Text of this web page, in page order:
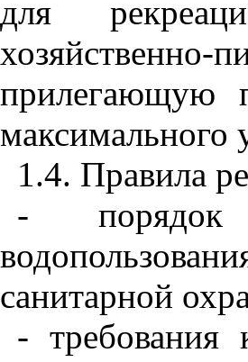
для
прилегающую
максимального
1.4. Правила
- порядок
санитарной
- требования